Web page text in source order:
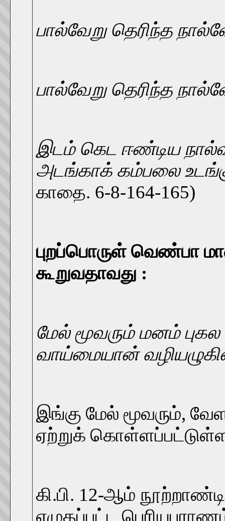
பால்வேறு தெரிந்த
பால்வேறு தெரிந்த
இடம் கெட ஈண்டிய
அடங்காக் கம்பலை
காதை. 6-8-164-165)
புறப்பொருள் வெண்பா
கூறுவதாவது :
மேல் மூவரும் மனம் புகல
வாய்மையான்
இங்கு மேல் மூவரும்,
ஏற்றுக்
கி.பி. 12-ஆம்
எழுதப்பட்ட